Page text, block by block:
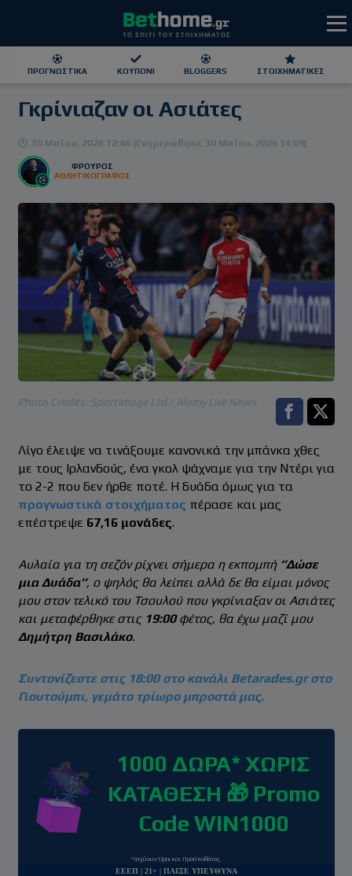
ΠΡΟΓΝΩΣΤΙΚΆ ΚΟΥΠΌΝΙ BLOGGERS ΣΤΟΙΧΗΜΑΤΙΚΕΣ
Γκρίνιαζαν οι Ασιάτες
30 Μαΐου, 2026 12:46 (Ενημερώθηκε: 30 Μαΐου, 2026 14:09)
ΦΡΟΥΡΌΣ
ΑΘΛΗΤΙΚΟΓΡΑΦΟΣ
Photo Credits: Sportimage Ltd / Alamy Live News
Facebook
Λίγο έλειψε να τινάξουμε κανονικά την μπάνκα χθες
με τους Ιρλανδούς, ένα γκολ ψάχναμε για την Ντέρι για
το 2-2 που δεν ήρθε ποτέ. Η δυάδα όμως για τα
προγνωστικά στοιχήματος πέρασε και μας
επέστρεψε 67,16 μονάδες.
Αυλαία για τη σεζόν ρίχνει σήμερα η εκπομπή ‘’Δώσε
μια Δυάδα’’, ο ψηλός θα λείπει αλλά δε θα είμαι μόνος
μου στον τελικό του Τσουλού που γκρίνιαξαν οι Ασιάτες
και μεταφέρθηκε στις 19:00φέτος, θα έχω μαζί μου
Δημήτρη Βασιλάκο.
Συντονίζεστε στις 18:00 στο κανάλι Betarades.gr στο
Γιουτούμπι, γεμάτο τρίωρο μπροστά μας.
1000 ΔΩΡΑ* ΧΩΡΙΣ
ΚΑΤΑΘΕΣΗ 🎁 Promo
Code WIN1000
*Ισχύουν Όροι και Προϋποθέσεις
ΕΕΕΠ | 21+ | ΠΑΙΞΕ ΥΠΕΥΘΥΝΑ